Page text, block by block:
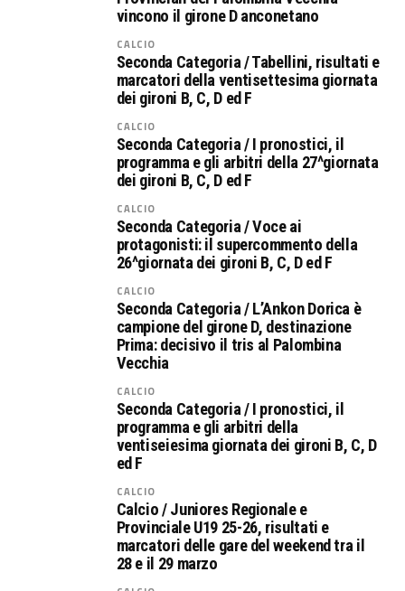
vincono il girone D anconetano
CALCIO
Seconda Categoria / Tabellini, risultati e
marcatori della ventisettesima giornata
dei gironi B, C, D ed F
CALCIO
Seconda Categoria / I pronostici, il
programma e gli arbitri della 27^giornata
dei gironi B, C, D ed F
CALCIO
Seconda Categoria / Voce ai
protagonisti: il supercommento della
26^giornata dei gironi B, C, D ed F
CALCIO
Seconda Categoria / L’Ankon Dorica è
campione del girone D, destinazione
Prima: decisivo il tris al Palombina
Vecchia
CALCIO
Seconda Categoria / I pronostici, il
programma e gli arbitri della
ventiseiesima giornata dei gironi B, C, D
ed F
CALCIO
Calcio / Juniores Regionale e
Provinciale U19 25-26, risultati e
marcatori delle gare del weekend tra il
28 e il 29 marzo